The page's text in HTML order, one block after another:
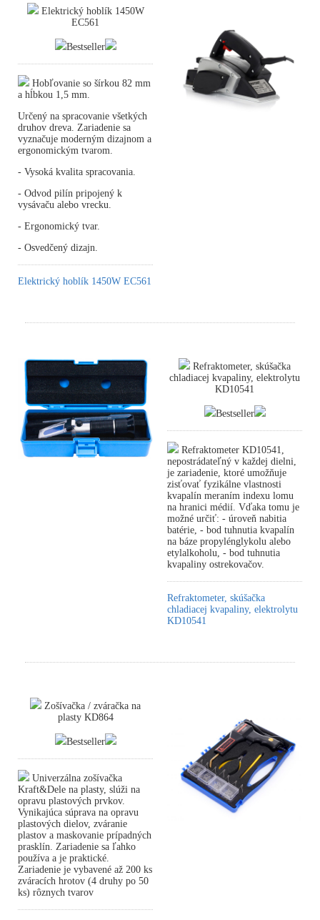
Elektrický hoblík 1450W
EC561
Bestseller
Hobľovanie so šírkou 82 mm
a hĺbkou 1,5 mm.
Určený na spracovanie všetkých
druhov dreva. Zariadenie sa
vyznačuje moderným dizajnom a
ergonomickým tvarom.
- Vysoká kvalita spracovania.
- Odvod pilín pripojený k
vysávaču alebo vrecku.
- Ergonomický tvar.
- Osvedčený dizajn.
Elektrický hoblík 1450W EC561
Refraktometer, skúšačka
chladiacej kvapaliny, elektrolytu
KD10541
Bestseller
Refraktometer KD10541,
nepostrádateľný v každej dielni,
je zariadenie, ktoré umožňuje
zisťovať fyzikálne vlastnosti
kvapalín meraním indexu lomu
na hranici médií. Vďaka tomu je
možné určiť: - úroveň nabitia
batérie, - bod tuhnutia kvapalín
na báze propylénglykolu alebo
etylalkoholu, - bod tuhnutia
kvapaliny ostrekovačov.
Refraktometer, skúšačka
chladiacej kvapaliny, elektrolytu
KD10541
Zošívačka / zváračka na
plasty KD864
Bestseller
Univerzálna zošívačka
Kraft&Dele na plasty, slúži na
opravu plastových prvkov.
Vynikajúca súprava na opravu
plastových dielov, zváranie
plastov a maskovanie prípadných
prasklín. Zariadenie sa ľahko
používa a je praktické.
Zariadenie je vybavené až 200 ks
zváracích hrotov (4 druhy po 50
ks) rôznych tvarov